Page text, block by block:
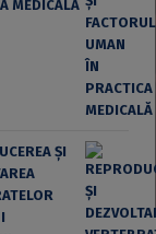
MEDICALĂ
ȘI